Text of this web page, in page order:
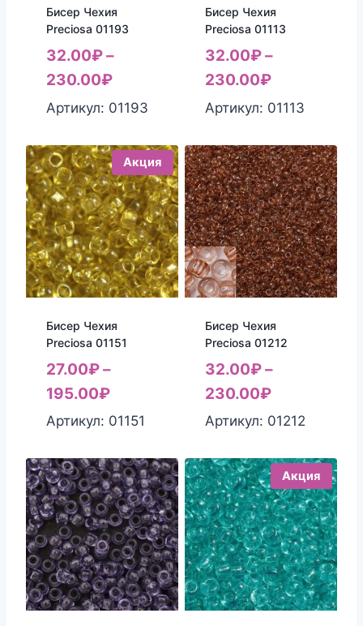
Бисер Чехия
Preciosa 01193
32.00₽–
230.00₽
Артикул: 01193
Бисер Чехия
Preciosa 01113
32.00₽–
230.00₽
Артикул: 01113
Акция
Бисер Чехия
Preciosa 01151
27.00₽–
195.00₽
Артикул: 01151
Бисер Чехия
Preciosa 01212
32.00₽–
230.00₽
Артикул: 01212
Акция